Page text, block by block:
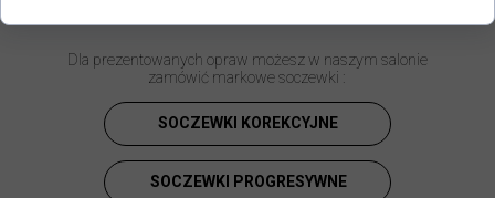
SOCZEWKI PROGRESYWNE
SOCZEWKI KOREKCYJNE
Dla prezentowanych opraw możesz w naszym salonie
zamówić markowe soczewki :